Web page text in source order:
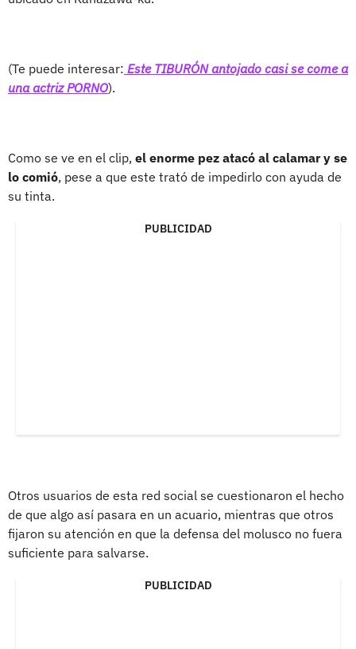
(Te puede interesar: Este TIBURÓN antojado casi se come a
una actriz PORNO).
Como se ve en el clip, el enorme pez atacó al calamar y se
lo comió, pese a que este trató de impedirlo con ayuda de
su tinta.
PUBLICIDAD
Otros usuarios de esta red social se cuestionaron el hecho
de que algo así pasara en un acuario, mientras que otros
fijaron su atención en que la defensa del molusco no fuera
suficiente para salvarse.
PUBLICIDAD